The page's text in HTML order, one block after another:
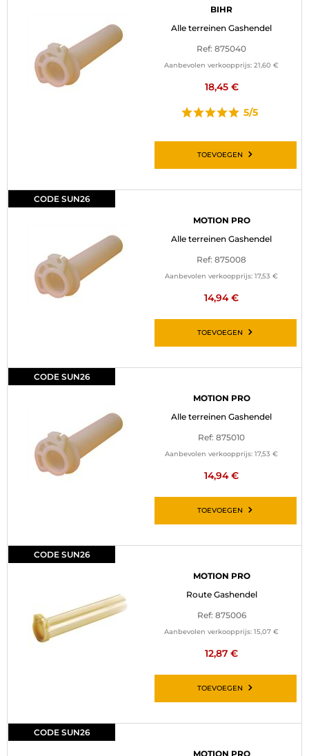
BIHR
Alle terreinen Gashendel
Ref: 875040
Aanbevolen verkoopprijs: 21,60 €
18,45 €
5/5
TOEVOEGEN
CODE SUN26
MOTION PRO
Alle terreinen Gashendel
Ref: 875008
Aanbevolen verkoopprijs: 17,53 €
14,94 €
TOEVOEGEN
CODE SUN26
MOTION PRO
Alle terreinen Gashendel
Ref: 875010
Aanbevolen verkoopprijs: 17,53 €
14,94 €
TOEVOEGEN
CODE SUN26
MOTION PRO
Route Gashendel
Ref: 875006
Aanbevolen verkoopprijs: 15,07 €
12,87 €
TOEVOEGEN
CODE SUN26
MOTION PRO